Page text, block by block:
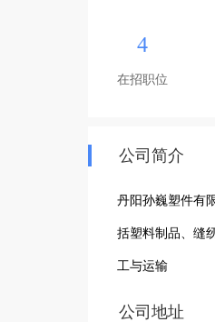
4
在招职位
公司简介
丹阳孙巍塑件有
括塑料制品、缝
工与运输
公司地址